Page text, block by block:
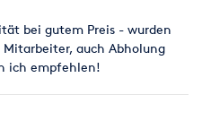
bei gutem Preis - wurden
auch Abholung
ich empfehlen!